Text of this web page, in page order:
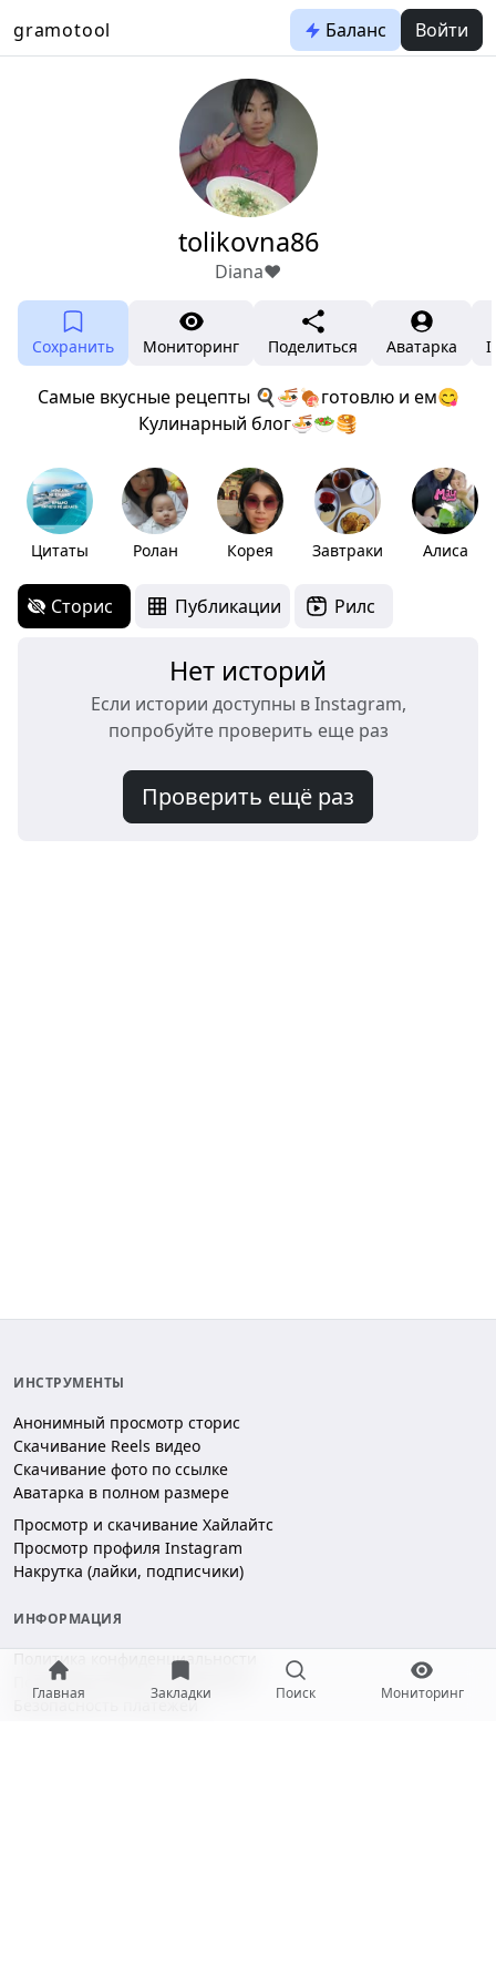
gramotool Баланс Войти
Главная Закладки Поиск Мониторинг
tolikovna86
Diana❤
Сохранить Мониторинг Поделиться Аватарка
Самые вкусные рецепты 🍳🍜🍖готовлю и ем😋
Кулинарный блог🍜🥗🥞
Цитаты Ролан Корея Завтраки Алиса
Сторис Публикации Рилс
Нет историй
Если истории доступны в Instagram,
попробуйте проверить еще раз
Проверить ещё раз
ИНСТРУМЕНТЫ
Анонимный просмотр сторис
Скачивание Reels видео
Скачивание фото по ссылке
Аватарка в полном размере
Просмотр и скачивание Хайлайтс
Просмотр профиля Instagram
Накрутка (лайки, подписчики)
ИНФОРМАЦИЯ
Политика конфиденциальности
Пользовательское соглашение
Безопасность платежей